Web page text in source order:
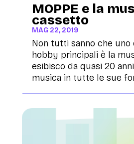
MOPPE e la
cassetto
MAG 22, 2019
Non tutti sanno che uno
hobby principali è la
esibisco da quasi 20
musica in tutte le sue